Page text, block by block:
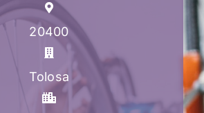
20400
Tolosa